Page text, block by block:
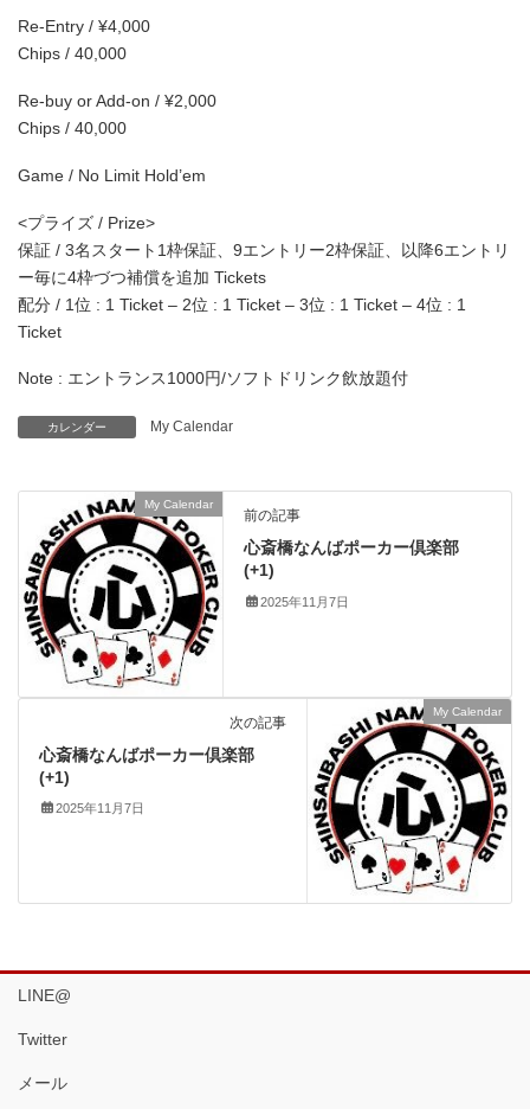
Re-Entry / ¥4,000
Chips / 40,000
Re-buy or Add-on / ¥2,000
Chips / 40,000
Game / No Limit Hold’em
<プライズ / Prize>
保証 / 3名スタート1枠保証、9エントリー2枠保証、以降6エントリ
ー毎に4枠づつ補償を追加 Tickets
配分 / 1位 : 1 Ticket – 2位 : 1 Ticket – 3位 : 1 Ticket – 4位 : 1
Ticket
Note : エントランス1000円/ソフトドリンク飲放題付
カレンダー My Calendar
My Calendar
前の記事
心斎橋なんばポーカー倶楽部
(+1)
2025年11月7日
My Calendar
次の記事
心斎橋なんばポーカー倶楽部
(+1)
2025年11月7日
LINE@
Twitter
メール